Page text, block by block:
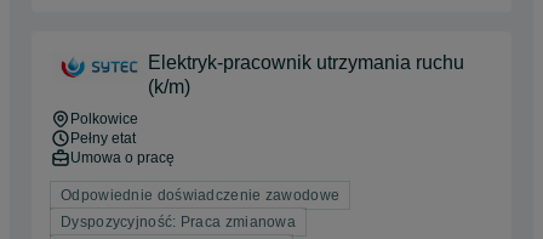
Elektryk-pracownik utrzymania ruchu
(k/m)
Polkowice
Pełny etat
Umowa o pracę
Odpowiednie doświadczenie zawodowe
Dyspozycyjność: Praca zmianowa